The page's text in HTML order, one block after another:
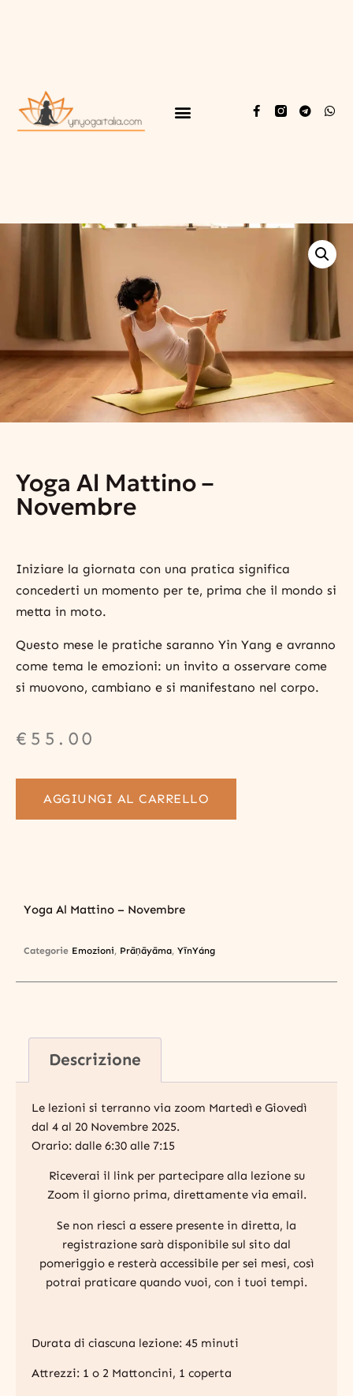
Yoga Al Mattino –
Novembre
Iniziare la giornata con una pratica significa
concederti un momento per te, prima che il mondo si
metta in moto.
Questo mese le pratiche saranno Yin Yang e avranno
come tema le emozioni: un invito a osservare come
si muovono, cambiano e si manifestano nel corpo.
€ 55.00
AGGIUNGI AL CARRELLO
Yoga Al Mattino – Novembre
Categorie Emozioni, Prāṇāyāma, YīnYáng
Descrizione
Le lezioni si terranno via zoom Martedì e Giovedì
dal 4 al 20 Novembre 2025.
Orario: dalle 6:30 alle 7:15
Riceverai il link per partecipare alla lezione su
Zoom il giorno prima, direttamente via email.
Se non riesci a essere presente in diretta, la
registrazione sarà disponibile sul sito dal
pomeriggio e resterà accessibile per sei mesi, così
potrai praticare quando vuoi, con i tuoi tempi.
Durata di ciascuna lezione: 45 minuti
Attrezzi: 1 o 2 Mattoncini, 1 coperta